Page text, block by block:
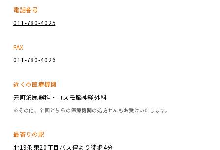
電話番号
011-780-4025
FAX
011-780-4026
近くの医療機関
元町泌尿器科・コスモ脳神経外科
※その他、全国どちらの医療機関の処方せんもお受けいたします。
最寄りの駅
北19条東20丁目バス停より徒歩4分